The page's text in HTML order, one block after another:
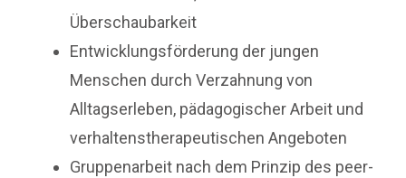
Überschaubarkeit
Entwicklungsförderung der jungen
Menschen durch Verzahnung von
Alltagserleben, pädagogischer Arbeit und
verhaltenstherapeutischen Angeboten
Gruppenarbeit nach dem Prinzip des peer-